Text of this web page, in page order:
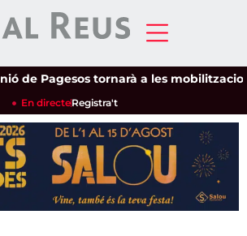
Pagesos tornarà a les mobilitzacions
En directeRegistra't